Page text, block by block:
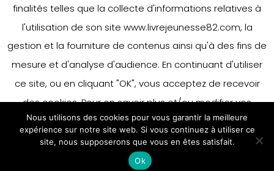
You must belogged into post a
comment.
finalités telles que la collecte d'informations relatives à
l'utilisation de son site www.livrejeunesse82.com, la
gestion et la fourniture de contenus ainsi qu'à des fins de
mesure et d'analyse d'audience. En continuant d'utiliser
ce site, ou en cliquant "OK", vous acceptez de recevoir
des cookies. Pour en savoir plus et/ou modifier vos
préférences en matière de cookies, merci de vous référer
à notre politique sur les cookies.
Accepter
En savoir plus
Nous utilisons des cookies pour vous garantir la meilleure
expérience sur notre site web. Si vous continuez à utiliser ce
site, nous supposerons que vous en êtes satisfait.
Ok